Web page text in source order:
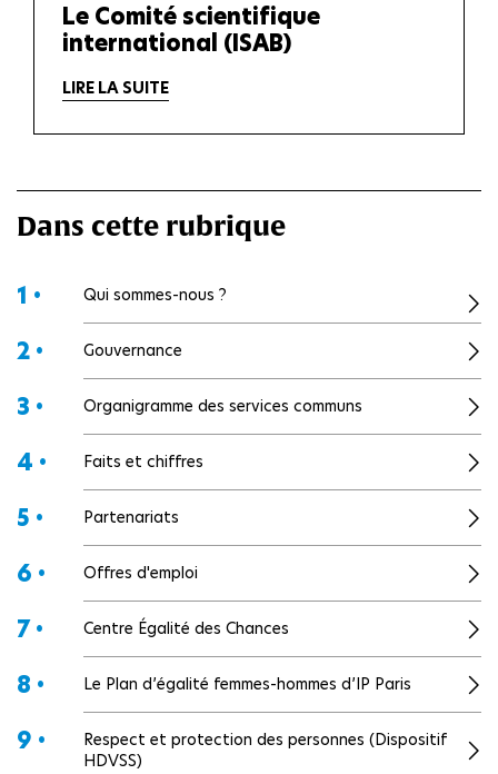
Le Comité scientifique
international (ISAB)
LIRE LA SUITE
Dans cette rubrique
1 • Qui sommes-nous ?
2 • Gouvernance
3 • Organigramme des services communs
4 • Faits et chiffres
5 • Partenariats
6 • Offres d'emploi
7 • Centre Égalité des Chances
8 • Le Plan d’égalité femmes-hommes d’IP Paris
9 •
Respect et protection des personnes (Dispositif
HDVSS)